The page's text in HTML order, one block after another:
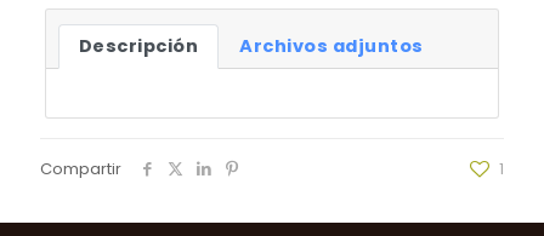
Descripción Archivos adjuntos
Compartir 1